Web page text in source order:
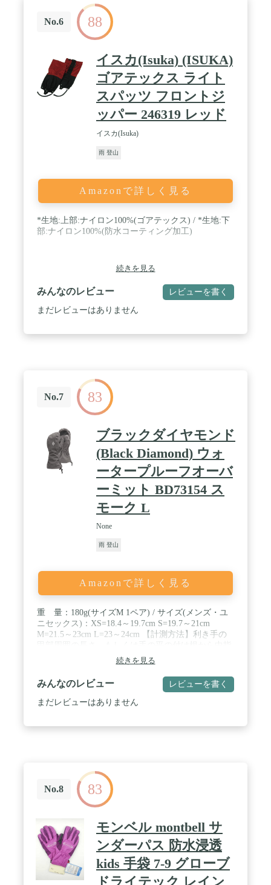
ト設営,カメラ操作に。冷蔵・冷凍庫内での作業に。
寒冷地での作業(除雪,農業,水産/漁業,清掃,サービス
業,運輸/物流業,食品関連業,建築/設備メンテナンス
業,土木建築関連業など)に。【通年販売品】
No.6 88
イスカ(Isuka) (ISUKA)
ゴアテックス ライト
スパッツ フロントジ
ッパー 246319 レッド
イスカ(Isuka)
雨 登山
Amazonで詳しく見る
*生地:上部:ナイロン100%(ゴアテックス) / *生地:下
部:ナイロン100%(防水コーティング加工)
続きを見る
みんなのレビュー レビューを書く
まだレビューはありません
No.7 83
ブラックダイヤモンド
(Black Diamond) ウォ
ータープルーフオーバ
ーミット BD73154 ス
モーク L
None
雨 登山
Amazonで詳しく見る
重 量：180g(サイズM 1ペア) / サイズ(メンズ・ユ
ニセックス)：XS=18.4～19.7cm S=19.7～21cm
M=21.5～23cm L=23～24cm 【計測方法】利き手の
先端までの長さを計測し、いずれか大きい数値を選
びます。※モデルにより、同一サイズでもフィット
感が異なる場合があります。
続きを見る
みんなのレビュー レビューを書く
まだレビューはありません
No.8 83
モンベル montbell サ
ンダーパス 防水浸透
kids 手袋 7-9 グローブ
ドライテック レイン